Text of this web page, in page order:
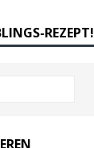
REZEPT!